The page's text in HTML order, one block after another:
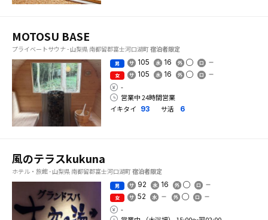
MOTOSU BASE
プライベートサウナ - 山梨県 南都留郡富士河口湖町宿泊者限定
男 105 16
女 105 16
-
営業中 24時間営業
イキタイ 93 サ活 6
風のテラスkukuna
ホテル・旅館 - 山梨県 南都留郡富士河口湖町宿泊者限定
男 92 16
女 52
-